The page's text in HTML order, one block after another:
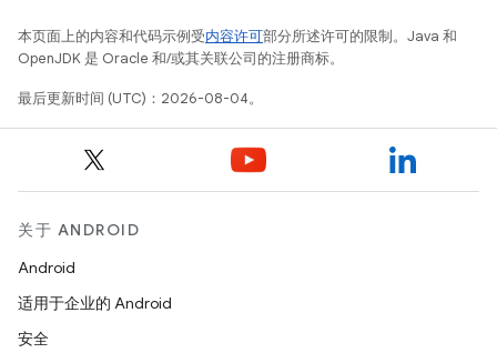
本页面上的内容和代码示例受内容许可部分所述许可的限制。Java 和
OpenJDK 是 Oracle 和/或其关联公司的注册商标。
最后更新时间 (UTC)：2026-08-04。
关于 ANDROID
Android
适用于企业的 Android
安全